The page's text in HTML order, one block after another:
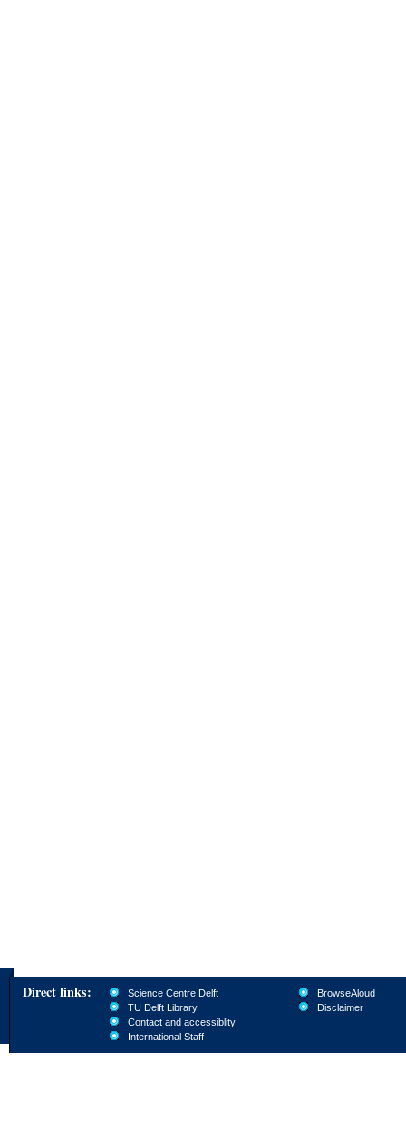
Direct links:
Science Centre Delft
TU Delft Library
Contact and accessiblity
International Staff
BrowseAloud
Disclaimer